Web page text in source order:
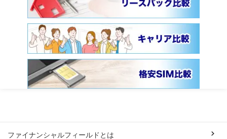
ファイナンシャルフィールドとは